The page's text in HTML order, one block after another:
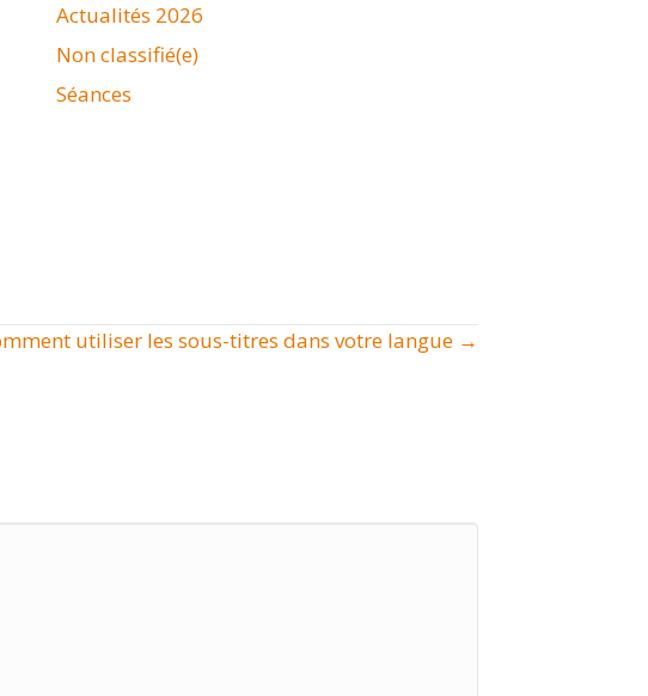
Actualités 2026
Non classifié(e)
Séances
utiliser les sous-titres dans votre langue →